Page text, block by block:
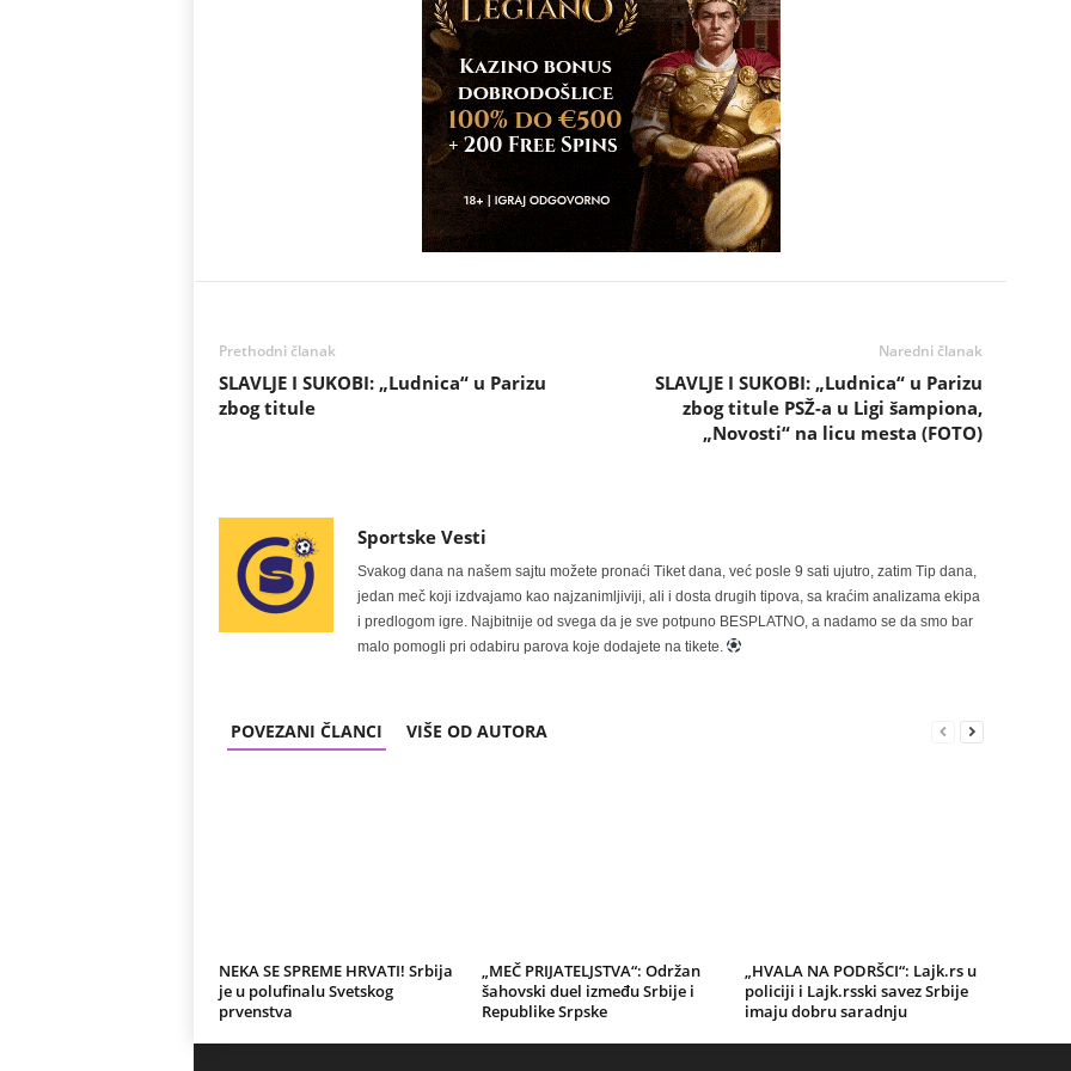
Prethodni članak
SLAVLJE I SUKOBI: „Ludnica“ u Parizu
zbog titule
Naredni članak
SLAVLJE I SUKOBI: „Ludnica“ u Parizu
zbog titule PSŽ-a u Ligi šampiona,
„Novosti“ na licu mesta (FOTO)
Sportske Vesti
Svakog dana na našem sajtu možete pronaći Tiket dana, već posle 9 sati ujutro, zatim Tip dana,
jedan meč koji izdvajamo kao najzanimljiviji, ali i dosta drugih tipova, sa kraćim analizama ekipa
i predlogom igre. Najbitnije od svega da je sve potpuno BESPLATNO, a nadamo se da smo bar
malo pomogli pri odabiru parova koje dodajete na tikete.
POVEZANI ČLANCI VIŠE OD AUTORA
NEKA SE SPREME HRVATI! Srbija
je u polufinalu Svetskog
prvenstva
„MEČ PRIJATELJSTVA“: Održan
šahovski duel između Srbije i
Republike Srpske
„HVALA NA PODRŠCI“: Lajk.rs u
policiji i Lajk.rsski savez Srbije
imaju dobru saradnju